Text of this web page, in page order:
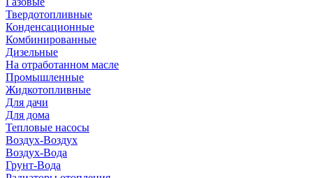
Твердотопливные
Конденсационные
Комбинированные
Дизельные
На отработанном масле
Промышленные
Жидкотопливные
Для дачи
Для дома
Тепловые насосы
Воздух-Воздух
Воздух-Вода
Грунт-Вода